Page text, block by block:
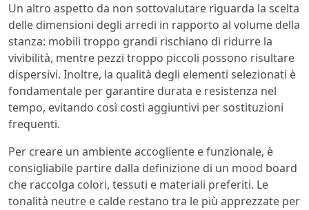
Un altro aspetto da non sottovalutare riguarda la scelta
delle dimensioni degli arredi in rapporto al volume della
stanza: mobili troppo grandi rischiano di ridurre la
vivibilità, mentre pezzi troppo piccoli possono risultare
dispersivi. Inoltre, la qualità degli elementi selezionati è
fondamentale per garantire durata e resistenza nel
tempo, evitando così costi aggiuntivi per sostituzioni
frequenti.
Per creare un ambiente accogliente e funzionale, è
consigliabile partire dalla definizione di un mood board
che raccolga colori, tessuti e materiali preferiti. Le
tonalità neutre e calde restano tra le più apprezzate per